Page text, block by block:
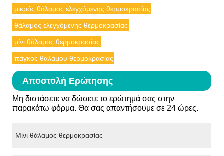
μικρός θάλαμος ελεγχόμενης θερμοκρασίας
θάλαμος ελεγχόμενης θερμοκρασίας
μίνι θάλαμος θερμοκρασίας
πάγκος θαλάμου θερμοκρασίας
Αποστολή Ερώτησης
Μη διστάσετε να δώσετε το ερώτημά σας στην
παρακάτω φόρμα. Θα σας απαντήσουμε σε 24 ώρες.